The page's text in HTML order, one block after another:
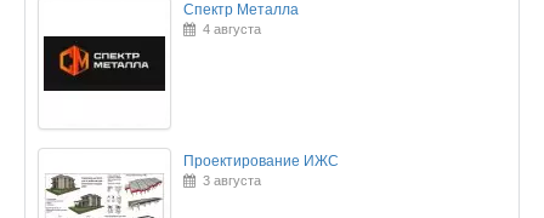
Спектр Металла
4 августа
Проектирование ИЖС
3 августа